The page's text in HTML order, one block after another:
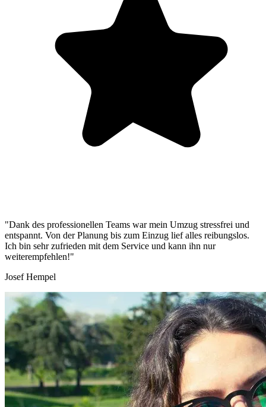
"Dank des professionellen Teams war mein Umzug stressfrei und
entspannt. Von der Planung bis zum Einzug lief alles reibungslos.
Ich bin sehr zufrieden mit dem Service und kann ihn nur
weiterempfehlen!"
Josef Hempel